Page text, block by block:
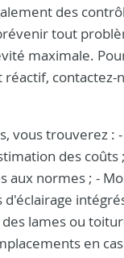
des
tout
maximale.
contactez-
vous trouverez :
des coûts
aux normes ; -
lames ou
en